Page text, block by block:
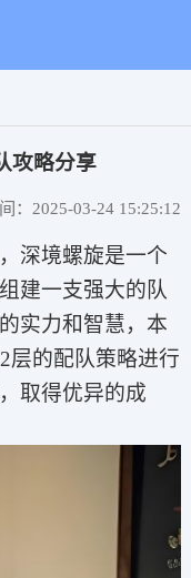
攻略分享
：2025-03-24 15:25:12
深境螺旋是一个
建一支强大的队
实力和智慧，本
层的配队策略进行
取得优异的成